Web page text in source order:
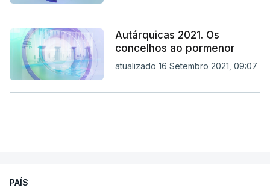
Autárquicas 2021. Os
concelhos ao pormenor
atualizado 16 Setembro 2021, 09:07
PAÍS